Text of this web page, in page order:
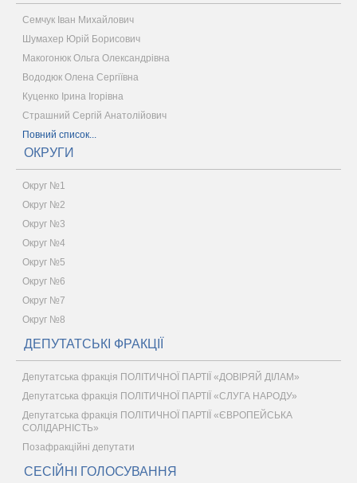
Семчук Іван Михайлович
Шумахер Юрій Борисович
Макогонюк Ольга Олександрівна
Вододюк Олена Сергіївна
Куценко Ірина Ігорівна
Страшний Сергій Анатолійович
Повний список...
ОКРУГИ
Округ №1
Округ №2
Округ №3
Округ №4
Округ №5
Округ №6
Округ №7
Округ №8
ДЕПУТАТСЬКІ ФРАКЦІЇ
Депутатська фракція ПОЛІТИЧНОЇ ПАРТІЇ «ДОВІРЯЙ ДІЛАМ»
Депутатська фракція ПОЛІТИЧНОЇ ПАРТІЇ «СЛУГА НАРОДУ»
Депутатська фракція ПОЛІТИЧНОЇ ПАРТІЇ «ЄВРОПЕЙСЬКА
СОЛІДАРНІСТЬ»
Позафракційні депутати
СЕСІЙНІ ГОЛОСУВАННЯ